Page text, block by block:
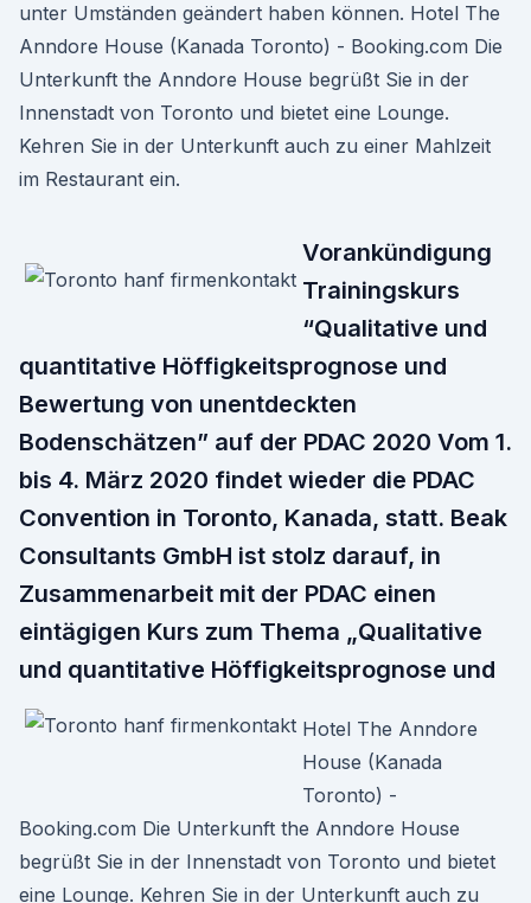
unter Umständen geändert haben können. Hotel The
Anndore House (Kanada Toronto) - Booking.com Die
Unterkunft the Anndore House begrüßt Sie in der
Innenstadt von Toronto und bietet eine Lounge.
Kehren Sie in der Unterkunft auch zu einer Mahlzeit
im Restaurant ein.
Vorankündigung
Trainingskurs
“Qualitative und
quantitative Höffigkeitsprognose und
Bewertung von unentdeckten
Bodenschätzen” auf der PDAC 2020 Vom 1.
bis 4. März 2020 findet wieder die PDAC
Convention in Toronto, Kanada, statt. Beak
Consultants GmbH ist stolz darauf, in
Zusammenarbeit mit der PDAC einen
eintägigen Kurs zum Thema „Qualitative
und quantitative Höffigkeitsprognose und
Hotel The Anndore
House (Kanada
Toronto) -
Booking.com Die Unterkunft the Anndore House
begrüßt Sie in der Innenstadt von Toronto und bietet
eine Lounge. Kehren Sie in der Unterkunft auch zu